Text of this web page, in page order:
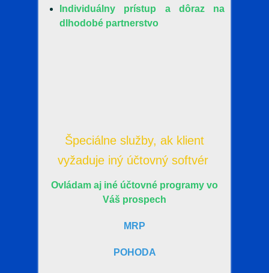
Individuálny prístup a dôraz na
dlhodobé partnerstvo
Špeciálne služby, ak klient
vyžaduje iný účtovný softvér
Ovládam aj iné účtovné programy vo
Váš prospech
MRP
POHODA